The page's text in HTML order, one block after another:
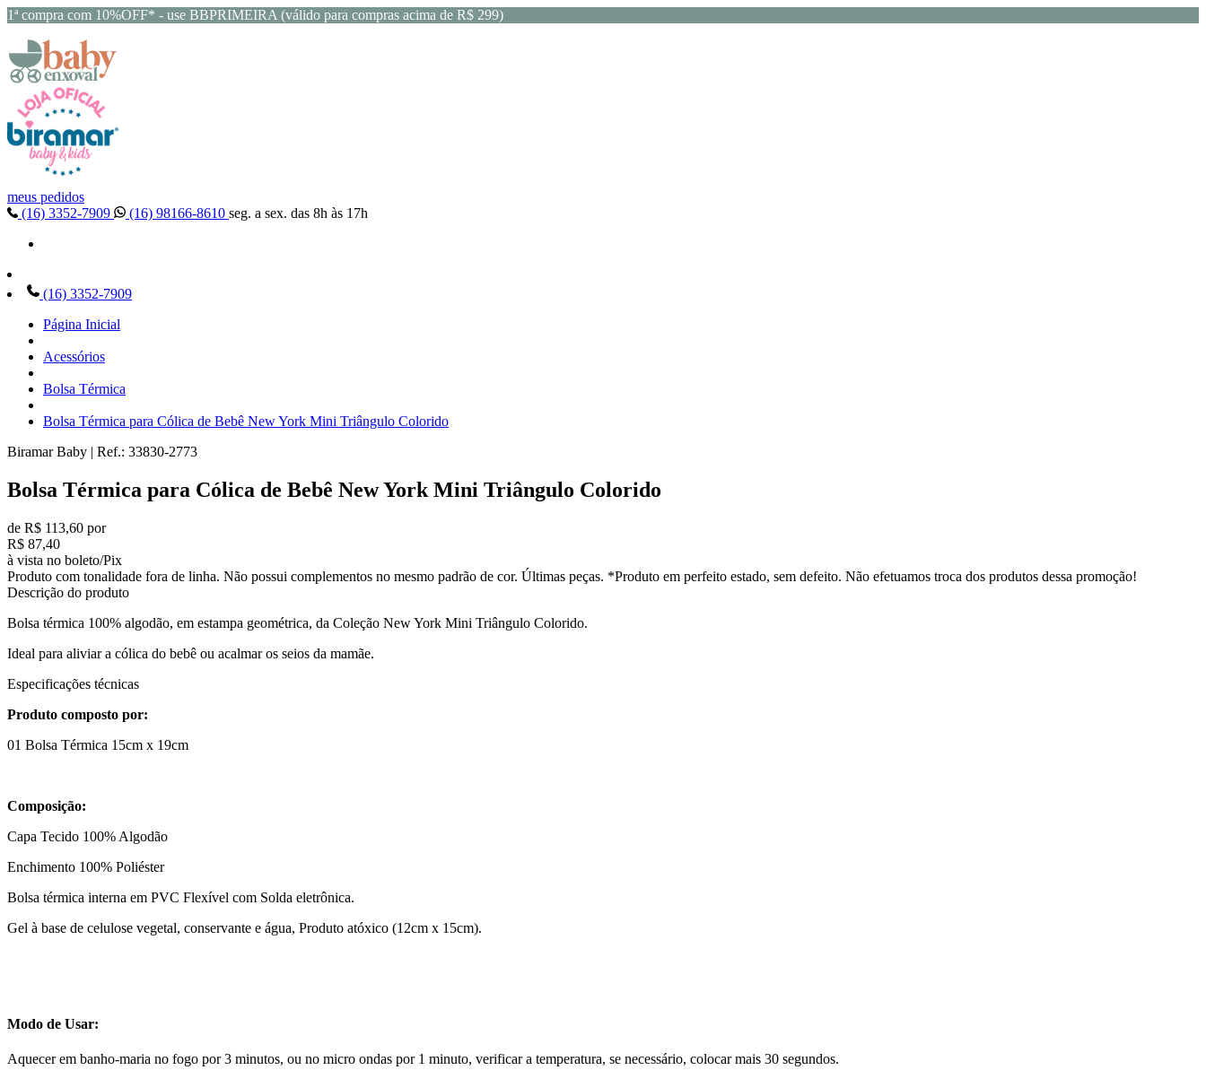
1ª compra com 10%OFF* - use BBPRIMEIRA (válido para compras acima de R$ 299)
meus pedidos
(16) 3352-7909
(16) 98166-8610 seg. a sex. das 8h às 17h
(16) 3352-7909
Página Inicial
Acessórios
Bolsa Térmica
Bolsa Térmica para Cólica de Bebê New York Mini Triângulo Colorido
Biramar Baby | Ref.: 33830-2773
Bolsa Térmica para Cólica de Bebê New York Mini Triângulo Colorido
de R$ 113,60 por
R$ 87,40
à vista no boleto/Pix
Produto com tonalidade fora de linha. Não possui complementos no mesmo padrão de cor. Últimas peças. *Produto em perfeito estado, sem defeito. Não efetuamos troca dos produtos dessa promoção!
Descrição do produto
Bolsa térmica 100% algodão, em estampa geométrica, da Coleção New York Mini Triângulo Colorido.
Ideal para aliviar a cólica do bebê ou acalmar os seios da mamãe.
Especificações técnicas
Produto composto por:
01 Bolsa Térmica 15cm x 19cm
Composição:
Capa Tecido 100% Algodão
Enchimento 100% Poliéster
Bolsa térmica interna em PVC Flexível com Solda eletrônica.
Gel à base de celulose vegetal, conservante e água, Produto atóxico (12cm x 15cm).
Modo de Usar:
Aquecer em banho-maria no fogo por 3 minutos, ou no micro ondas por 1 minuto, verificar a temperatura, se necessário, colocar mais 30 segundos.